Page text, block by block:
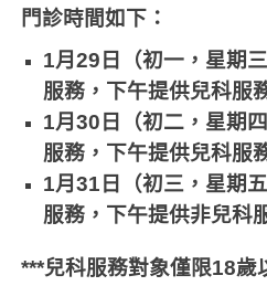
門診時間如下：
1月29 日（初一，星期
服務，下午提供兒科服
1月30 日（初二，星期
服務，下午提供兒科服
1月31 日（初三，星期
服務，下午提供非兒科
***兒科服務對象僅限18歲